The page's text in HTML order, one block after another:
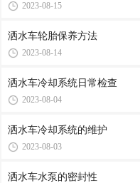
2023-08-15
洒水车轮胎保养方法
2023-08-14
洒水车冷却系统日常检查
2023-08-04
洒水车冷却系统的维护
2023-08-03
洒水车水泵的密封性